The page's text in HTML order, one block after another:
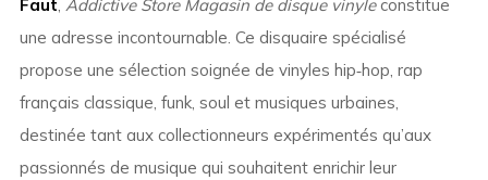
Faut, Addictive Store Magasin de disque vinyleconstitue
une adresse incontournable. Ce disquaire spécialisé
propose une sélection soignée de vinyles hip‑hop, rap
français classique, funk, soul et musiques urbaines,
destinée tant aux collectionneurs expérimentés qu’aux
passionnés de musique qui souhaitent enrichir leur